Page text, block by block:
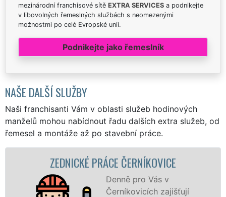
mezinárodní franchisové sítě EXTRA SERVICES a podnikejte
v libovolných řemeslných službách s neomezenými
možnostmi po celé Evropské unii.
Podnikejte jako řemeslník
NAŠE DALŠÍ SLUŽBY
Naši franchisanti Vám v oblasti služeb hodinových
manželů mohou nabídnout řadu dalších extra služeb, od
řemesel a montáže až po stavební práce.
ZEDNICKÉ PRÁCE ČERNÍKOVICE
Denně pro Vás v
Černíkovicích zajišťují